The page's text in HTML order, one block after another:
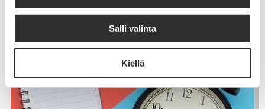
Salli valinta
Kiellä